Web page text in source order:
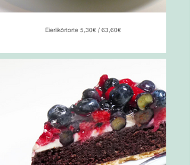
Eierlikörtorte 5,30€ / 63,60€